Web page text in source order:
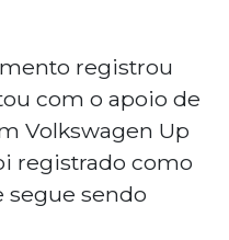
registrou
com o apoio de
Volkswagen Up
registrado como
sendo